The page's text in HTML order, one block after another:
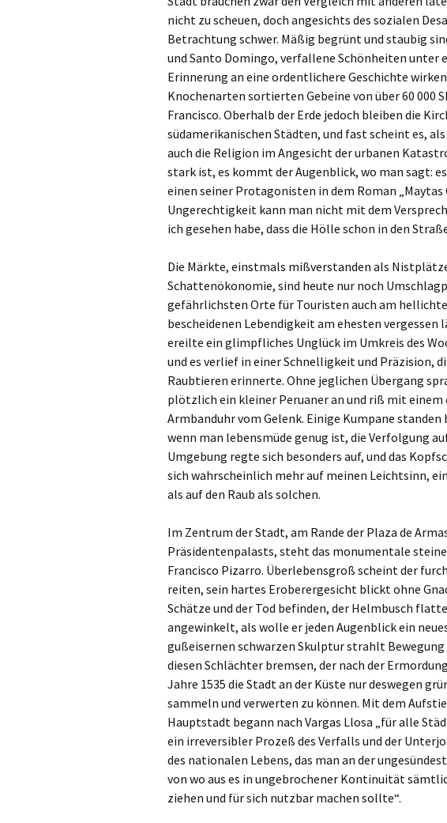
nicht zu scheuen, doch angesichts des sozialen
Betrachtung schwer. Mäßig begrünt und staubig
und Santo Domingo, verfallene Schönheiten unter
Erinnerung an eine ordentlichere Geschichte
Knochenarten sortierten Gebeine von über 60 000
Francisco. Oberhalb der Erde jedoch bleiben die
südamerikanischen Städten, und fast scheint es,
auch die Religion im Angesicht der urbanen
stark ist, es kommt der Augenblick, wo man sagt:
einen seiner Protagonisten in dem Roman „Maytas
Ungerechtigkeit kann man nicht mit dem
ich gesehen habe, dass die Hölle schon in den
Die Märkte, einstmals mißverstanden als
Schattenökonomie, sind heute nur noch
gefährlichsten Orte für Touristen auch am
bescheidenen Lebendigkeit am ehesten vergessen
ereilte ein glimpfliches Unglück im Umkreis des
und es verlief in einer Schnelligkeit und Präzision,
Raubtieren erinnerte. Ohne jeglichen Übergang
plötzlich ein kleiner Peruaner an und riß mit einem
Armbanduhr vom Gelenk. Einige Kumpane standen
wenn man lebensmüde genug ist, die Verfolgung
Umgebung regte sich besonders auf, und das
sich wahrscheinlich mehr auf meinen Leichtsinn,
als auf den Raub als solchen.
Im Zentrum der Stadt, am Rande der Plaza de
Präsidentenpalasts, steht das monumentale
Francisco Pizarro. Überlebensgroß scheint der
reiten, sein hartes Eroberergesicht blickt ohne
Schätze und der Tod befinden, der Helmbusch
angewinkelt, als wolle er jeden Augenblick ein
gußeisernen schwarzen Skulptur strahlt Bewegung
diesen Schlächter bremsen, der nach der
Jahre 1535 die Stadt an der Küste nur deswegen
sammeln und verwerten zu können. Mit dem
Hauptstadt begann nach Vargas Llosa „für alle
ein irreversibler Prozeß des Verfalls und der
des nationalen Lebens, das man an der
von wo aus es in ungebrochener Kontinuität
ziehen und für sich nutzbar machen sollte“.